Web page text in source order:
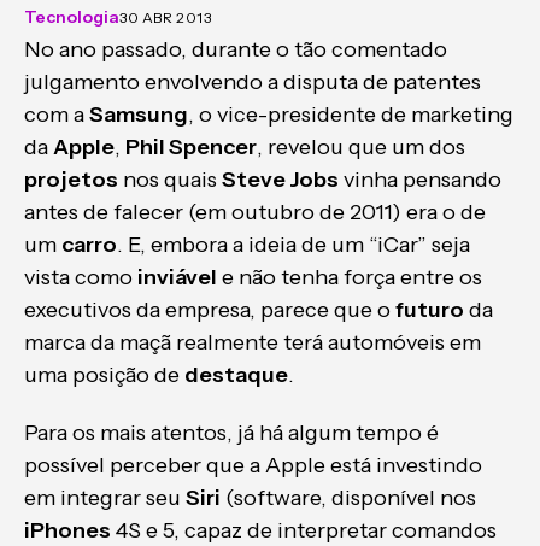
Tecnologia30 ABR 2013
No ano passado, durante o tão comentado
julgamento envolvendo a disputa de patentes
com aSamsung, o vice-presidente de marketing
daApple, Phil Spencer, revelou que um dos
projetos nos quais Steve Jobs vinha pensando
antes de falecer (em outubro de 2011) era o de
um carro. E, embora a ideia de um “iCar” seja
vista como inviável e não tenha força entre os
executivos da empresa, parece que ofuturo da
marca da maçã realmente terá automóveis em
uma posição de destaque.
Para os mais atentos, já há algum tempo é
possível perceber que a Apple está investindo
em integrar seu Siri (software, disponível nos
iPhones 4S e 5, capaz de interpretar comandos